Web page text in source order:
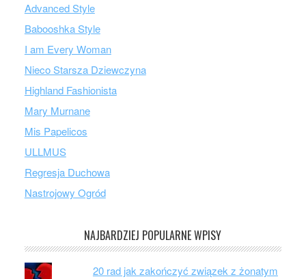
Advanced Style
Babooshka Style
I am Every Woman
Nieco Starsza Dziewczyna
Highland Fashionista
Mary Murnane
Mis Papelicos
ULLMUS
Regresja Duchowa
Nastrojowy Ogród
NAJBARDZIEJ POPULARNE WPISY
20 rad jak zakończyć związek z żonatym